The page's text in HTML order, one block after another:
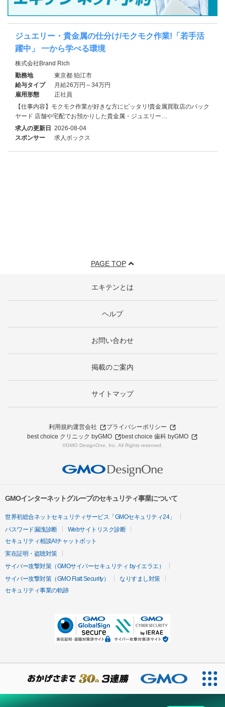
ジュエリー・貴金属の仕分け/モクモク作業!「若手活
躍中」 一から学べる環境
株式会社Brand Rich
勤務地
東京都 狛江市
給与タイプ
月給26万円～34万円
雇用形態
正社員
【仕事内容】モクモク作業が好きな方にピッタリ!貴金属買取店のバック
ヤード 店舗や宅配でお預かりした貴金属・ジュエリー…
求人の更新日 2026-08-04
スポンサー
求人ボックス
PAGE TOP
エキテンとは
ヘルプ
お問い合わせ
掲載のご案内
サイトマップ
利用規約運営会社
プライバシーポリシー
best choice クリニック byGMO
best choice 歯科 byGMO
©GMO DesignOne, Inc. All Rights reserved.
GMOインターネットグループのセキュリティ事業について
世界初総合ネットセキュリティサービス「GMOセキュリティ24」
パスワード漏洩診断
Webサイトリスク診断
セキュリティ相談AIチャットボット
実在証明・盗聴対策
サイバー攻撃対策（GMOサイバーセキュリティ byイエラエ）
サイバー攻撃対策（GMO Flatt Security）
なりすまし対策
セキュリティ事業の軌跡